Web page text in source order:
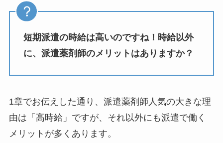
短期派遣の時給は高いのですね！時給以外
に、派遣薬剤師のメリットはありますか？
1章でお伝えした通り、派遣薬剤師人気の大きな理
由は「高時給」ですが、それ以外にも派遣で働く
メリットが多くあります。